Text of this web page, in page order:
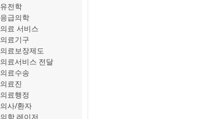
유전학
응급의학
의료 서비스
의료기구
의료보장제도
의료서비스 전달
의료수송
의료진
의료행정
의사/환자
의학 레이저